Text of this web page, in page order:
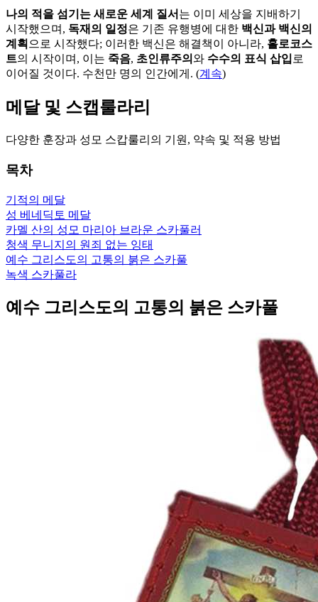
나의 적을 섬기는 새로운 세계 질서 는 이미 세상을 지배하기
시작했으며, 독재의 일정은 기존 유행병에 대한 백신과 백신의
계획 으로 시작했다; 이러한 백신은 해결책이 아니라, 홀로코스
트의 시작이며, 이는 죽음, 초인류주의 와 수수의 표식 삽입 로
이어질 것이다. 수천만 명의 인간에게. (계속)
메달 및 스캡룰라리
다양한 훈장과 성모 스캅룰리의 기원, 약속 및 적용 방법
목차
기적의 메달
성 베네딕토 메달
카멜 산의 성모 마리아 브라운 스카풀러
청색 무니지의 원죄 없는 잉태
예수 그리스도의 고통의 붉은 스카풀
녹색 스카풀라
예수 그리스도의 고통의 붉은 스카풀